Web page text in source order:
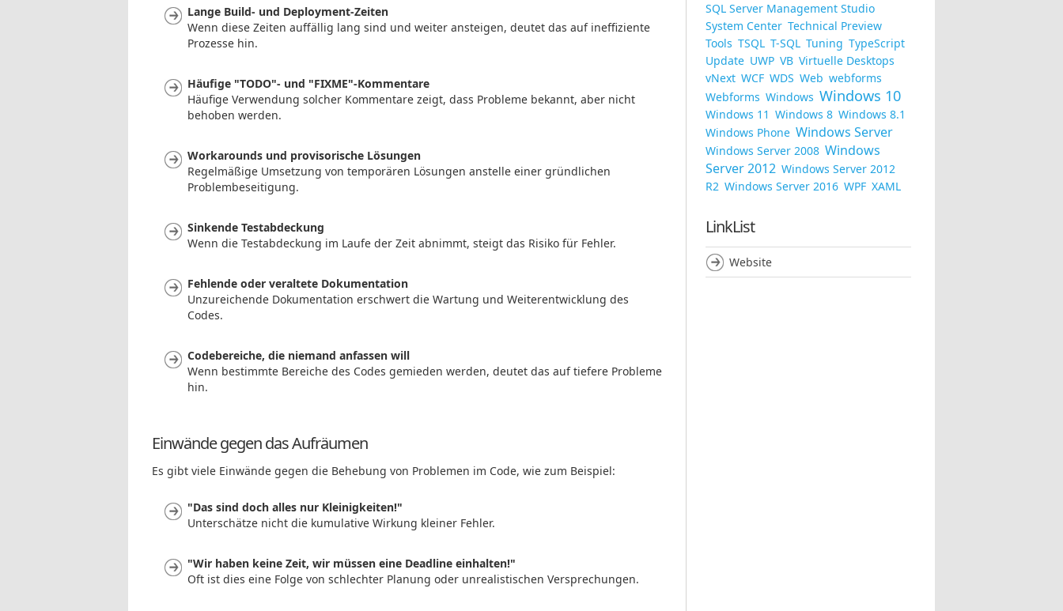
Lange Build- und Deployment-Zeiten
Wenn diese Zeiten auffällig lang sind und weiter ansteigen, deutet das auf ineffiziente
Prozesse hin.
Häufige "TODO"- und "FIXME"-Kommentare
Häufige Verwendung solcher Kommentare zeigt, dass Probleme bekannt, aber nicht
behoben werden.
Workarounds und provisorische Lösungen
Regelmäßige Umsetzung von temporären Lösungen anstelle einer gründlichen
Problembeseitigung.
Sinkende Testabdeckung
Wenn die Testabdeckung im Laufe der Zeit abnimmt, steigt das Risiko für Fehler.
Fehlende oder veraltete Dokumentation
Unzureichende Dokumentation erschwert die Wartung und Weiterentwicklung des
Codes.
Codebereiche, die niemand anfassen will
Wenn bestimmte Bereiche des Codes gemieden werden, deutet das auf tiefere Probleme
hin.
Einwände gegen das Aufräumen
Es gibt viele Einwände gegen die Behebung von Problemen im Code, wie zum Beispiel:
"Das sind doch alles nur Kleinigkeiten!"
Unterschätze nicht die kumulative Wirkung kleiner Fehler.
"Wir haben keine Zeit, wir müssen eine Deadline einhalten!"
Oft ist dies eine Folge von schlechter Planung oder unrealistischen Versprechungen.
SQL Server Management Studio
System Center Technical Preview
Tools TSQL T-SQL Tuning TypeScript
Update UWP VB Virtuelle Desktops
vNext WCF WDS Web webforms
Webforms Windows Windows 10
Windows 11 Windows 8 Windows 8.1
Windows Phone Windows Server
Windows Server 2008 Windows
Server 2012 Windows Server 2012
R2 Windows Server 2016 WPF XAML
LinkList
Website